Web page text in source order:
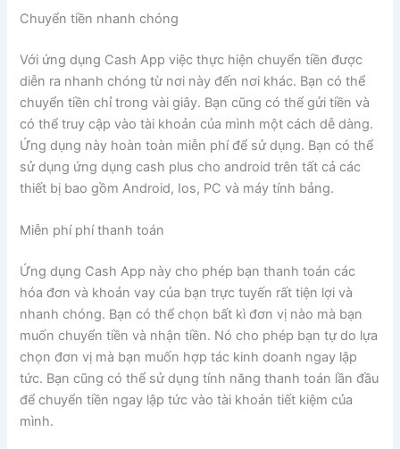
Chuyển tiền nhanh chóng
Với ứng dụng Cash App việc thực hiện chuyển tiền được
diễn ra nhanh chóng từ nơi này đến nơi khác. Bạn có thể
chuyển tiền chỉ trong vài giây. Bạn cũng có thể gửi tiền và
có thể truy cập vào tài khoản của mình một cách dễ dàng.
Ứng dụng này hoàn toàn miễn phí để sử dụng. Bạn có thể
sử dụng ứng dụng cash plus cho android trên tất cả các
thiết bị bao gồm Android, Ios, PC và máy tính bảng.
Miễn phí phí thanh toán
Ứng dụng Cash App này cho phép bạn thanh toán các
hóa đơn và khoản vay của bạn trực tuyến rất tiện lợi và
nhanh chóng. Bạn có thể chọn bất kì đơn vị nào mà bạn
muốn chuyển tiền và nhận tiền. Nó cho phép bạn tự do lựa
chọn đơn vị mà bạn muốn hợp tác kinh doanh ngay lập
tức. Bạn cũng có thể sử dụng tính năng thanh toán lần đầu
để chuyển tiền ngay lập tức vào tài khoản tiết kiệm của
mình.